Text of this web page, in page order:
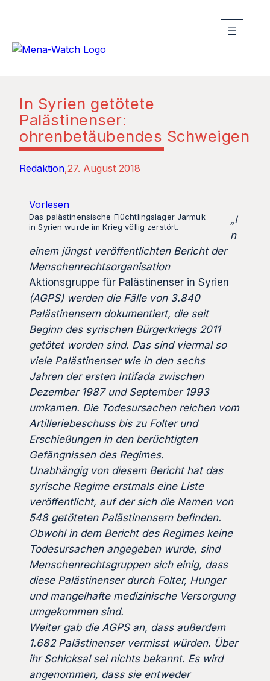
In Syrien getötete
Palästinenser:
ohrenbetäubendes Schweigen
Redaktion 27. August 2018
Vorlesen
Das palästinensische Flüchtlingslager Jarmuk
in Syrien wurde im Krieg völlig zerstört.
„I
n
einem jüngst veröffentlichten Bericht der
Menschenrechtsorganisation
Aktionsgruppe für Palästinenser in Syrien
(AGPS) werden die Fälle von 3.840
Palästinensern dokumentiert, die seit
Beginn des syrischen Bürgerkriegs 2011
getötet worden sind. Das sind viermal so
viele Palästinenser wie in den sechs
Jahren der ersten Intifada zwischen
Dezember 1987 und September 1993
umkamen. Die Todesursachen reichen vom
Artilleriebeschuss bis zu Folter und
Erschießungen in den berüchtigten
Gefängnissen des Regimes.
Unabhängig von diesem Bericht hat das
syrische Regime erstmals eine Liste
veröffentlicht, auf der sich die Namen von
548 getöteten Palästinensern befinden.
Obwohl in dem Bericht des Regimes keine
Todesursachen angegeben wurde, sind
Menschenrechtsgruppen sich einig, dass
diese Palästinenser durch Folter, Hunger
und mangelhafte medizinische Versorgung
umgekommen sind.
Weiter gab die AGPS an, dass außerdem
1.682 Palästinenser vermisst würden. Über
ihr Schicksal sei nichts bekannt. Es wird
angenommen, dass sie entweder